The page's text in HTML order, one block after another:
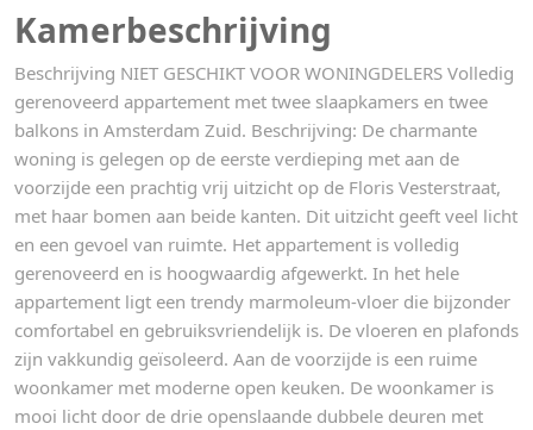
Kamerbeschrijving
Beschrijving NIET GESCHIKT VOOR WONINGDELERS Volledig
gerenoveerd appartement met twee slaapkamers en twee
balkons in Amsterdam Zuid. Beschrijving: De charmante
woning is gelegen op de eerste verdieping met aan de
voorzijde een prachtig vrij uitzicht op de Floris Vesterstraat,
met haar bomen aan beide kanten. Dit uitzicht geeft veel licht
en een gevoel van ruimte. Het appartement is volledig
gerenoveerd en is hoogwaardig afgewerkt. In het hele
appartement ligt een trendy marmoleum-vloer die bijzonder
comfortabel en gebruiksvriendelijk is. De vloeren en plafonds
zijn vakkundig geïsoleerd. Aan de voorzijde is een ruime
woonkamer met moderne open keuken. De woonkamer is
mooi licht door de drie openslaande dubbele deuren met